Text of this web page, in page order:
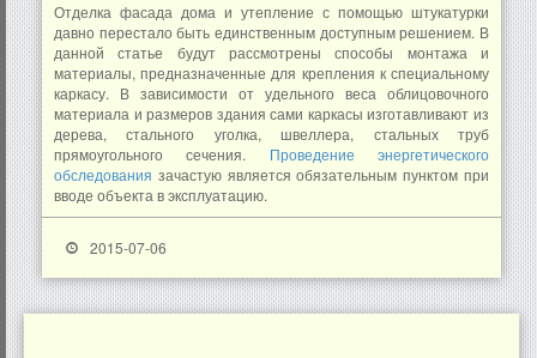
Отделка фасада дома и утепление с помощью штукатурки
давно перестало быть единственным доступным решением. В
данной статье будут рассмотрены способы монтажа и
материалы, предназначенные для крепления к специальному
каркасу. В зависимости от удельного веса облицовочного
материала и размеров здания сами каркасы изготавливают из
дерева, стального уголка, швеллера, стальных труб
прямоугольного сечения. Проведение энергетического
обследования зачастую является обязательным пунктом при
вводе объекта в эксплуатацию.
2015-07-06